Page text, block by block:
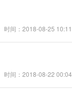
时间：2018-08-25 10:11
时间：2018-08-22 00:04